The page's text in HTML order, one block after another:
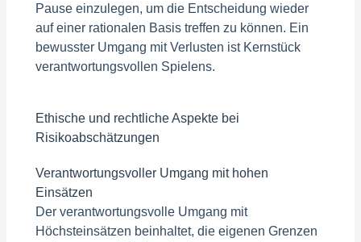
Pause einzulegen, um die Entscheidung wieder
auf einer rationalen Basis treffen zu können. Ein
bewusster Umgang mit Verlusten ist Kernstück
verantwortungsvollen Spielens.
Ethische und rechtliche Aspekte bei
Risikoabschätzungen
Verantwortungsvoller Umgang mit hohen
Einsätzen
Der verantwortungsvolle Umgang mit
Höchsteinsätzen beinhaltet, die eigenen Grenzen